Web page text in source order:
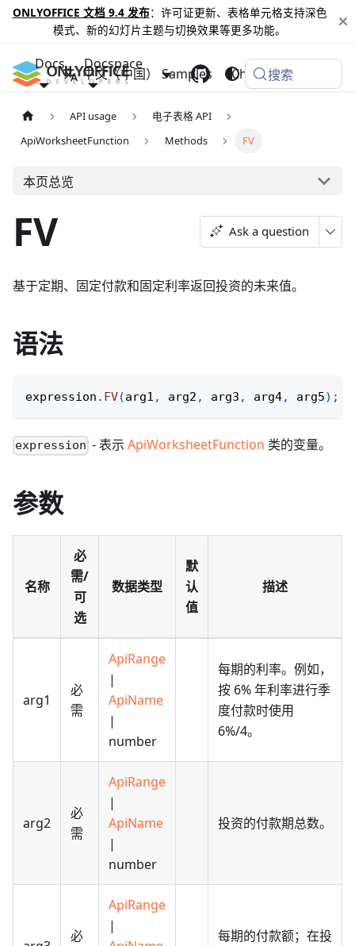
ONLYOFFICE 文档 9.4 发布：许可证更新、表格单元格支持深色
模式、新的幻灯片主题与切换效果等更多功能。
Docs Docspace
Samples Changelog
中文（中国） 搜索
API usage
电子表格 API
ApiWorksheetFunction
Methods FV
本页总览
FV Ask a question
基于定期、固定付款和固定利率返回投资的未来值。
语法
expression . FV(arg1 , arg2 , arg3 , arg4, arg5) ;
expression - 表示ApiWorksheetFunction 类的变量。
参数
名称
必
需/
可
选
数据类型
默
认
值
描述
arg1
必
需
ApiRange
|
ApiName
|
number
每期的利率。例如，
按 6% 年利率进行季
度付款时使用
6%/4。
arg2
必
需
ApiRange
|
ApiName
|
number
投资的付款期总数。
必
ApiRange
|
每期的付款额；在投